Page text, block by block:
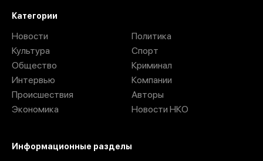
Категории
Новости
Культура
Общество
Интервью
Происшествия
Экономика
Политика
Спорт
Криминал
Компании
Авторы
Новости НКО
Информационные разделы